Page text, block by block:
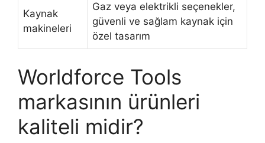
Kaynak
makineleri
Gaz veya elektrikli seçenekler,
güvenli ve sağlam kaynak için
özel tasarım
Worldforce Tools
markasının ürünleri
kaliteli midir?